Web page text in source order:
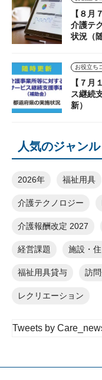
【８月
介護テ
状況（
【７月
ス継続
新）
人気のジャンル
2026年 福祉用具
介護テクノロジー
介護報酬改定 2027
経営課題 施設・
福祉用具貸与 訪
レクリエーション
Tweets by